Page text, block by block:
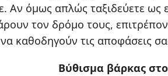
Αν όμως απλώς ταξιδεύετε ως
τον δρόμο τους,
καθοδηγούν τις αποφάσεις
Βύθισμα βάρκας